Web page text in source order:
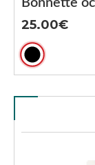
Bonnette
25.00